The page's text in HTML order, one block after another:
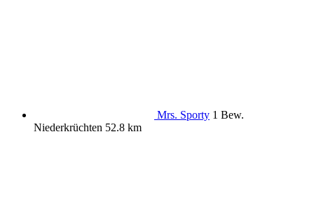
Mrs. Sporty 1 Bew.
Niederkrüchten 52.8 km